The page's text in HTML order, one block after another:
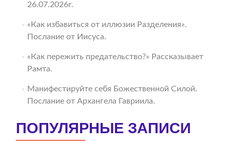
26.07.2026г.
«Как избавиться от иллюзии Разделения».
Послание от Иисуса.
«Как пережить предательство?» Рассказывает
Рамта.
Манифестируйте себя Божественной Силой.
Послание от Архангела Гавриила.
ПОПУЛЯРНЫЕ ЗАПИСИ